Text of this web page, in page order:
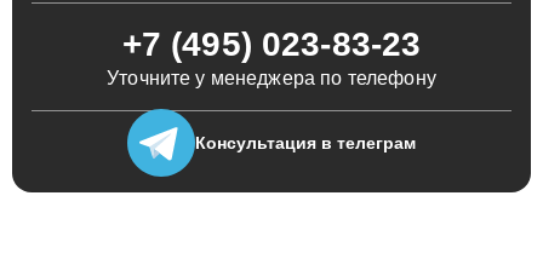
+7 (495) 023-83-23
Уточните у менеджера по телефону
Консультация в телеграм